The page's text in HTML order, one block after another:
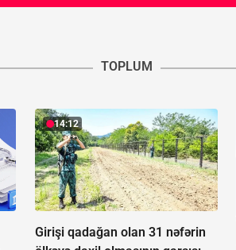
TOPLUM
14:12
Girişi qadağan olan 31 nəfərin